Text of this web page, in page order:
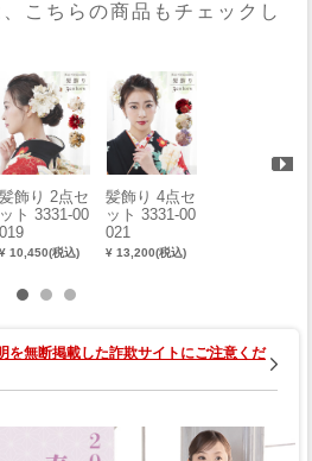
こちらの商品もチェックし
髪飾り 2点セ
ット 3331-00
019
¥ 10,450(税込)
髪飾り 4点セ
ット 3331-00
021
¥ 13,200(税込)
を無断掲載した詐欺サイトにご注意くだ